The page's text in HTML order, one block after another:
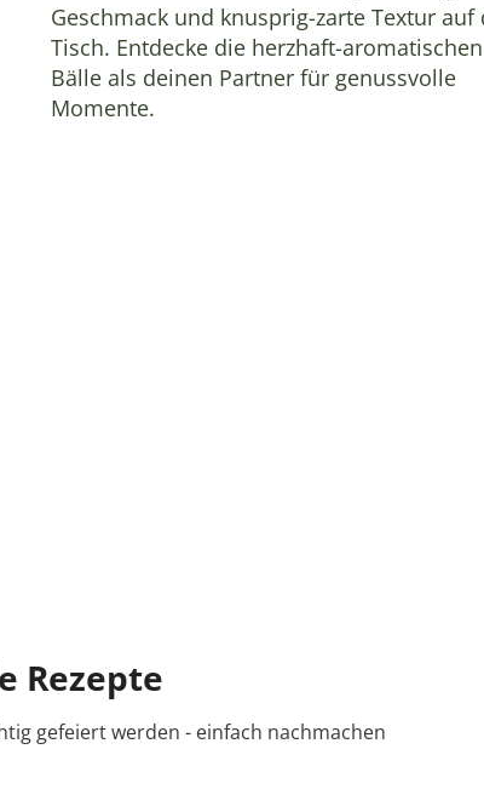
Geschmack und knusprig-zarte Textur auf
Tisch. Entdecke die herzhaft-aromatischen
Bälle als deinen Partner für genussvolle
Momente.
Rezepte
gefeiert werden - einfach nachmachen